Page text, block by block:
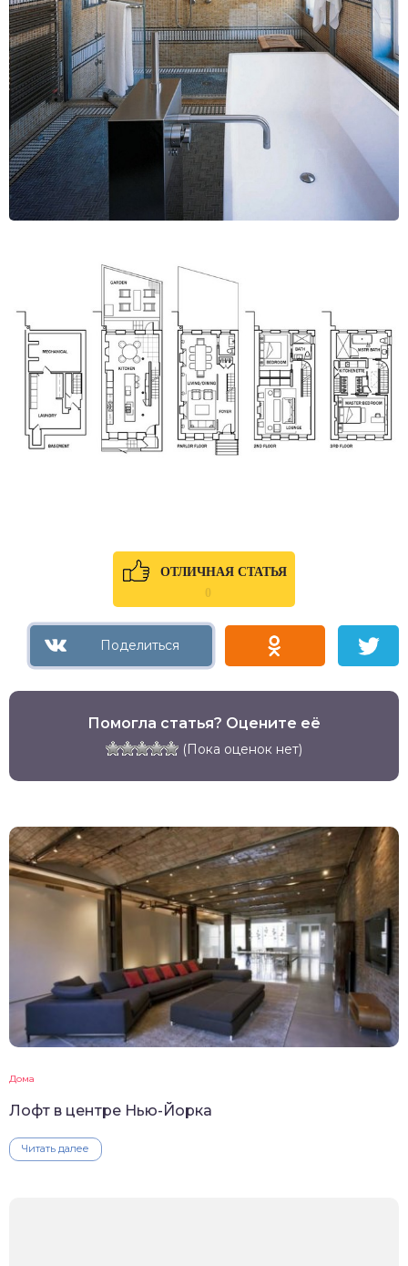
ОТЛИЧНАЯ СТАТЬЯ
0
Помогла статья? Оцените её
(Пока оценок нет)
Дома
Лофт в центре Нью-Йорка
Читать далее